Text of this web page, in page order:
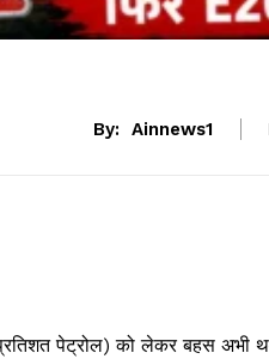
By: Ainnews1
पेट्रोल) को लेकर बहस अभी